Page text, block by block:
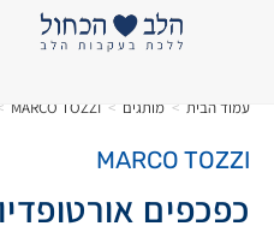
עמוד הבית > מותגים >
MARCO TOZZI
MARCO TOZZI